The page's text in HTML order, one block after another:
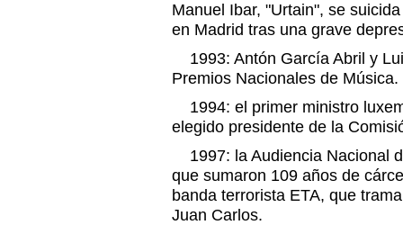
Manuel Ibar, "Urtain", se
en Madrid tras una grave
1993: Antón García Abril y
Premios Nacionales de Música.
1994: el primer ministro
elegido presidente de la
1997: la Audiencia Nacional
que sumaron 109 años de
banda terrorista ETA, que
Juan Carlos.